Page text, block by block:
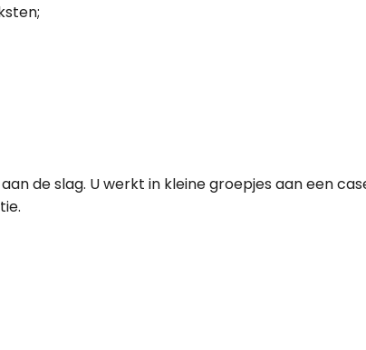
de slag. U werkt in kleine groepjes aan een